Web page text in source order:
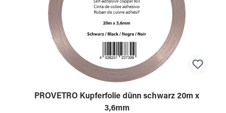
PROVETRO Kupferfolie dünn schwarz 20m x
3,6mm